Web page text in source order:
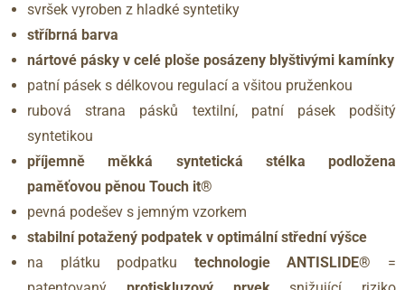
svršek vyroben z hladké syntetiky
stříbrná barva
nártové pásky v celé ploše posázeny blyštivými kamínky
patní pásek s délkovou regulací a všitou pruženkou
rubová strana pásků textilní, patní pásek podšitý
syntetikou
příjemně měkká syntetická stélka podložena
paměťovou pěnou Touch it®
pevná podešev s jemným vzorkem
stabilní potažený podpatek v optimální střední výšce
na plátku podpatku technologie ANTISLIDE® =